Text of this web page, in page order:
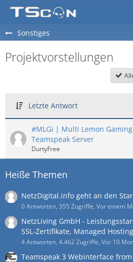
Sonstiges
Projektvorstellungen
Letzte Antwort
#MLGi | Multi Lemon
Teamspeak Server
DurtyFree
Heiße Themen
NetzDigital.info geht an den
0 Antworten, 355 Zugriffe, Vor einem
NetzLiving GmbH -
SSL-Zertifikate, Managed
4 Antworten, 4.462 Zugriffe, Vor 10
Teamspeak 3 Webinterface